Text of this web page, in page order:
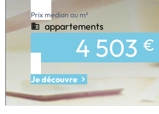
Prix median au m²
appartements
4 503 €
Je découvre